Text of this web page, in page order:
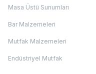
Masa Üstü Sunumları
Bar Malzemeleri
Mutfak Malzemeleri
Endüstriyel Mutfak